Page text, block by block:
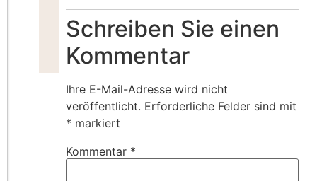
Schreiben Sie einen
Kommentar
Ihre E-Mail-Adresse wird nicht
veröffentlicht. Erforderliche Felder sind mit
* markiert
Kommentar *